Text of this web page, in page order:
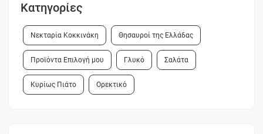
Κατηγορίες
Νεκταρία Κοκκινάκη Θησαυροί της Ελλάδας
Προϊόντα Επιλογή μου Γλυκό Σαλάτα
Κυρίως Πιάτο Ορεκτικό